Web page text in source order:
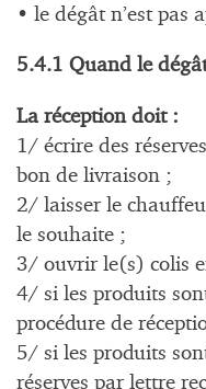
• le dégât n’est pas
5.4.1 Quand le
La réception doit :
1/ écrire des
bon de livraison ;
2/ laisser le
le souhaite ;
3/ ouvrir le(s) colis
4/ si les produits
procédure de
5/ si les produits
réserves par lettre